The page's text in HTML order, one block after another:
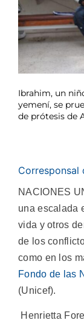
Ibrahim, un
yemení, se
de prótesis de
Corresponsal
NACIONES
una escalada
vida y otros
de los
como en los
Fondo de las
(Unicef).
Henrietta